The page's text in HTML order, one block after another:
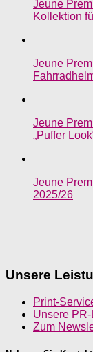
Jeune
Kollektion
Jeune
Jeune
„Puffer
Jeune
2025/26
Unsere
Print-
Unsere
Zum